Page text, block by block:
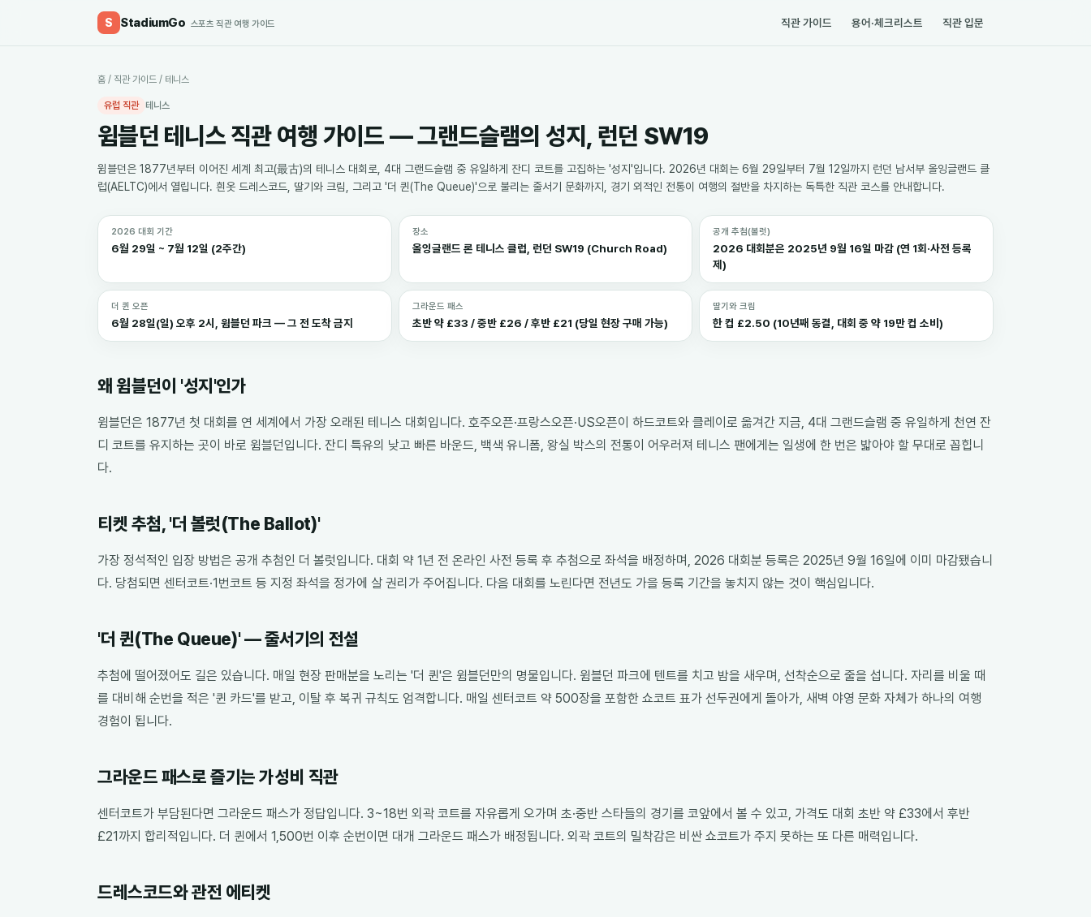
S StadiumGo 스포츠 직관 여행 가이드 직관 가이드 용어·체크리스트 직관 입문
홈 / 직관 가이드 / 테니스
유럽 직관 테니스
윔블던 테니스 직관 여행 가이드 — 그랜드슬램의 성지, 런던 SW19
윔블던은 1877년부터 이어진 세계 최고(最古)의 테니스 대회로, 4대 그랜드슬램 중 유일하게 잔디 코트를 고집하는 '성지'입니다. 2026년 대회는 6월 29일부터 7월 12일까지 런던 남서부 올잉글랜드 클
럽(AELTC)에서 열립니다. 흰옷 드레스코드, 딸기와 크림, 그리고 '더 퀸(The Queue)'으로 불리는 줄서기 문화까지, 경기 외적인 전통이 여행의 절반을 차지하는 독특한 직관 코스를 안내합니다.
2026 대회 기간
6월 29일 ~ 7월 12일 (2주간)
장소
올잉글랜드 론 테니스 클럽, 런던 SW19 (Church Road)
공개 추첨(볼럿)
2026 대회분은 2025년 9월 16일 마감 (연 1회·사전 등록
제)
더 퀸 오픈
6월 28일(일) 오후 2시, 윔블던 파크 — 그 전 도착 금지
그라운드 패스
초반 약 £33 / 중반 £26 / 후반 £21 (당일 현장 구매 가능)
딸기와 크림
한 컵 £2.50 (10년째 동결, 대회 중 약 19만 컵 소비)
왜 윔블던이 '성지'인가
윔블던은 1877년 첫 대회를 연 세계에서 가장 오래된 테니스 대회입니다. 호주오픈·프랑스오픈·US오픈이 하드코트와 클레이로 옮겨간 지금, 4대 그랜드슬램 중 유일하게 천연 잔
디 코트를 유지하는 곳이 바로 윔블던입니다. 잔디 특유의 낮고 빠른 바운드, 백색 유니폼, 왕실 박스의 전통이 어우러져 테니스 팬에게는 일생에 한 번은 밟아야 할 무대로 꼽힙니
다.
티켓 추첨, '더 볼럿(The Ballot)'
가장 정석적인 입장 방법은 공개 추첨인 더 볼럿입니다. 대회 약 1년 전 온라인 사전 등록 후 추첨으로 좌석을 배정하며, 2026 대회분 등록은 2025년 9월 16일에 이미 마감됐습니
다. 당첨되면 센터코트·1번코트 등 지정 좌석을 정가에 살 권리가 주어집니다. 다음 대회를 노린다면 전년도 가을 등록 기간을 놓치지 않는 것이 핵심입니다.
'더 퀸(The Queue)' — 줄서기의 전설
추첨에 떨어졌어도 길은 있습니다. 매일 현장 판매분을 노리는 '더 퀸'은 윔블던만의 명물입니다. 윔블던 파크에 텐트를 치고 밤을 새우며, 선착순으로 줄을 섭니다. 자리를 비울 때
를 대비해 순번을 적은 '퀸 카드'를 받고, 이탈 후 복귀 규칙도 엄격합니다. 매일 센터코트 약 500장을 포함한 쇼코트 표가 선두권에게 돌아가, 새벽 야영 문화 자체가 하나의 여행
경험이 됩니다.
그라운드 패스로 즐기는 가성비 직관
센터코트가 부담된다면 그라운드 패스가 정답입니다. 3~18번 외곽 코트를 자유롭게 오가며 초·중반 스타들의 경기를 코앞에서 볼 수 있고, 가격도 대회 초반 약 £33에서 후반
£21까지 합리적입니다. 더 퀸에서 1,500번 이후 순번이면 대개 그라운드 패스가 배정됩니다. 외곽 코트의 밀착감은 비싼 쇼코트가 주지 못하는 또 다른 매력입니다.
드레스코드와 관전 에티켓